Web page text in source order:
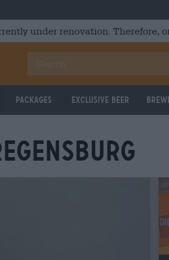
under renovation. Therefore,
Packages Exclusive Beer